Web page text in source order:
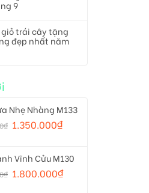
9
trái cây tặng
đẹp nhất năm
Nhẹ Nhàng M133
₫ 1.350.000₫
Vĩnh Cửu M130
₫ 1.800.000₫